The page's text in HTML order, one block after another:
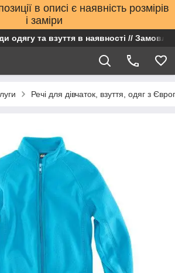
в описі є наявність розмірів
і заміри
одягу та взуття в наявності //
Речі для дівчаток, взуття, одяг з